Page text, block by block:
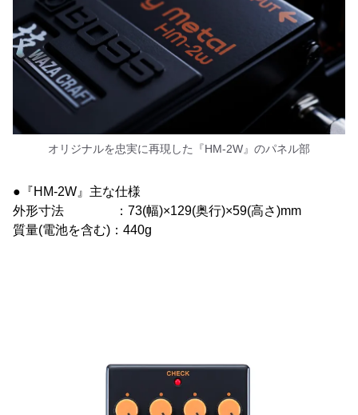
オリジナルを忠実に再現した『HM-2W』のパネル部
●『HM-2W』主な仕様
外形寸法 ：73(幅)×129(奥行)×59(高さ)mm
質量(電池を含む)：440g